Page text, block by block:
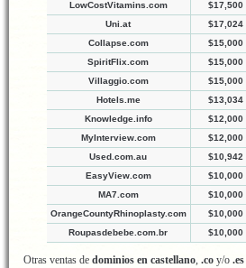
LowCostVitamins.com
$17,500
Uni.at
$17,024
Collapse.com
$15,000
SpiritFlix.com
$15,000
Villaggio.com
$15,000
Hotels.me
$13,034
Knowledge.info
$12,000
MyInterview.com
$12,000
Used.com.au
$10,942
EasyView.com
$10,000
MA7.com
$10,000
OrangeCountyRhinoplasty.com
$10,000
Roupasdebebe.com.br
$10,000
Otras ventas de dominios en castellano, .co y/o .es